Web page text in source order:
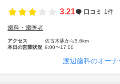
3.21
口コミ 1件
歯科・歯医者
アクセス
佐古木駅から5.6km
本日の営業状況 9:00〜17:00
渡辺歯科のオーナ